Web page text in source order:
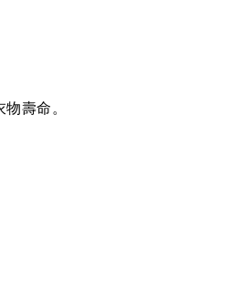
壽命。